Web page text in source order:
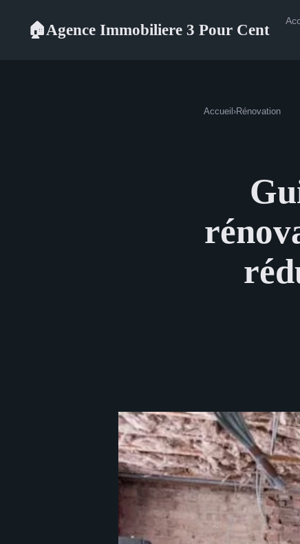
🏠Agence Immobiliere 3 Pour Cent
Accueil ›Rénovation